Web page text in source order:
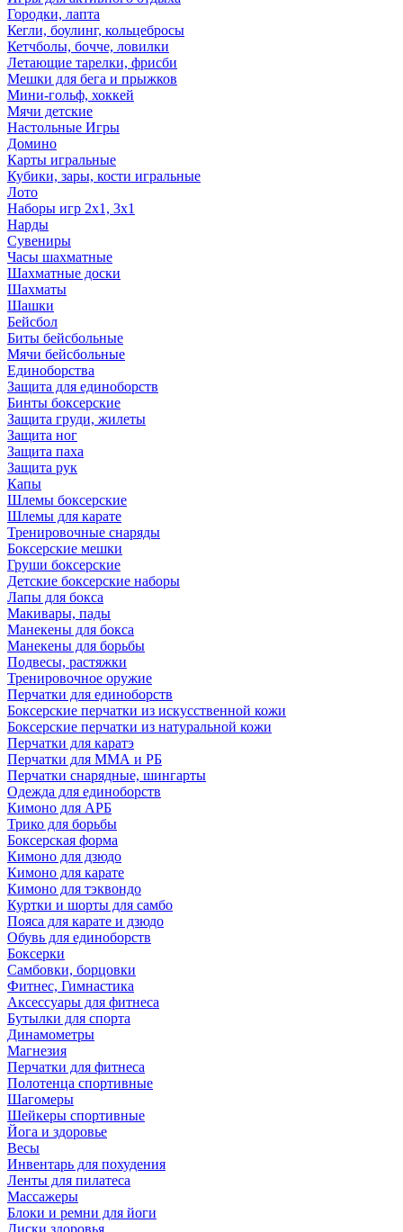
Городки, лапта
Кегли, боулинг, кольцебросы
Кетчболы, бочче, ловилки
Летающие тарелки, фрисби
Мешки для бега и прыжков
Мини-гольф, хоккей
Мячи детские
Настольные Игры
Домино
Карты игральные
Кубики, зары, кости игральные
Лото
Наборы игр 2х1, 3х1
Нарды
Сувениры
Часы шахматные
Шахматные доски
Шахматы
Шашки
Бейсбол
Биты бейсбольные
Мячи бейсбольные
Единоборства
Защита для единоборств
Бинты боксерские
Защита груди, жилеты
Защита ног
Защита паха
Защита рук
Капы
Шлемы боксерские
Шлемы для карате
Тренировочные снаряды
Боксерские мешки
Груши боксерские
Детские боксерские наборы
Лапы для бокса
Макивары, пады
Манекены для бокса
Манекены для борьбы
Подвесы, растяжки
Тренировочное оружие
Перчатки для единоборств
Боксерские перчатки из искусственной кожи
Боксерские перчатки из натуральной кожи
Перчатки для каратэ
Перчатки для ММА и РБ
Перчатки снарядные, шингарты
Одежда для единоборств
Кимоно для АРБ
Трико для борьбы
Боксерская форма
Кимоно для дзюдо
Кимоно для карате
Кимоно для тэквондо
Куртки и шорты для самбо
Пояса для карате и дзюдо
Обувь для единоборств
Боксерки
Самбовки, борцовки
Фитнес, Гимнастика
Аксессуары для фитнеса
Бутылки для спорта
Динамометры
Магнезия
Перчатки для фитнеса
Полотенца спортивные
Шагомеры
Шейкеры спортивные
Йога и здоровье
Весы
Инвентарь для похудения
Ленты для пилатеса
Массажеры
Блоки и ремни для йоги
Диски здоровья